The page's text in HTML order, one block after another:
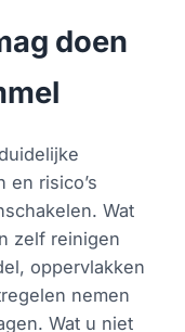
doen
en risico’s
Wat
zelf reinigen
oppervlakken
nemen
Wat u niet